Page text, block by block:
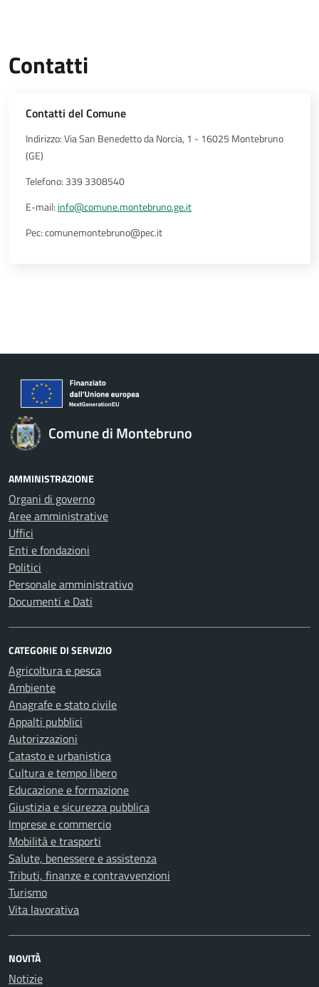
Contatti
Contatti del Comune
Indirizzo: Via San Benedetto da Norcia, 1 - 16025 Montebruno
(GE)
Telefono: 339 3308540
E-mail: info@comune.montebruno.ge.it
Pec: comunemontebruno@pec.it
Comune di Montebruno
AMMINISTRAZIONE
Organi di governo
Aree amministrative
Uffici
Enti e fondazioni
Politici
Personale amministrativo
Documenti e Dati
CATEGORIE DI SERVIZIO
Agricoltura e pesca
Ambiente
Anagrafe e stato civile
Appalti pubblici
Autorizzazioni
Catasto e urbanistica
Cultura e tempo libero
Educazione e formazione
Giustizia e sicurezza pubblica
Imprese e commercio
Mobilità e trasporti
Salute, benessere e assistenza
Tributi, finanze e contravvenzioni
Turismo
Vita lavorativa
NOVITÀ
Notizie